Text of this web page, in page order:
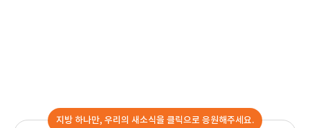
지방 하나만, 우리의 새소식을 클릭으로 응원해주세요.